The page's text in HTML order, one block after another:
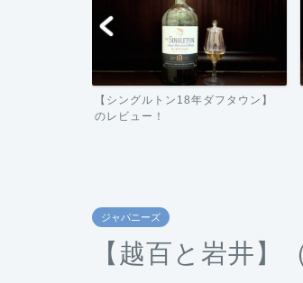
【シングルトン18年ダフタウン】
のレビュー！
ジャパニーズ
【越百と岩井】